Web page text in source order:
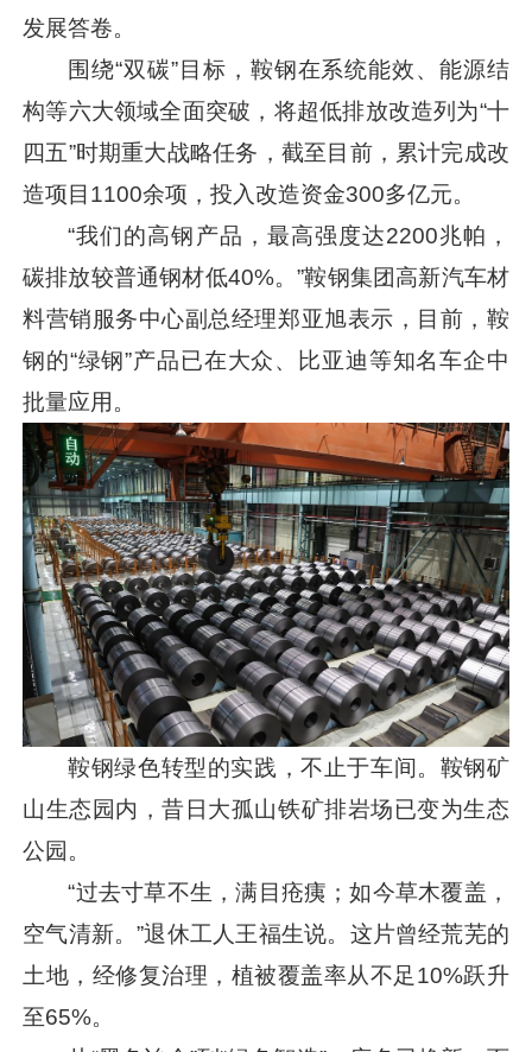
发展答卷。
围绕“双碳”目标，鞍钢在系统能效、能源结
构等六大领域全面突破，将超低排放改造列为“十
四五”时期重大战略任务，截至目前，累计完成改
造项目1100余项，投入改造资金300多亿元。
“我们的高钢产品，最高强度达2200兆帕，
碳排放较普通钢材低40%。”鞍钢集团高新汽车材
料营销服务中心副总经理郑亚旭表示，目前，鞍
钢的“绿钢”产品已在大众、比亚迪等知名车企中
批量应用。
鞍钢绿色转型的实践，不止于车间。鞍钢矿
山生态园内，昔日大孤山铁矿排岩场已变为生态
公园。
“过去寸草不生，满目疮痍；如今草木覆盖，
空气清新。”退休工人王福生说。这片曾经荒芜的
土地，经修复治理，植被覆盖率从不足10%跃升
至65%。